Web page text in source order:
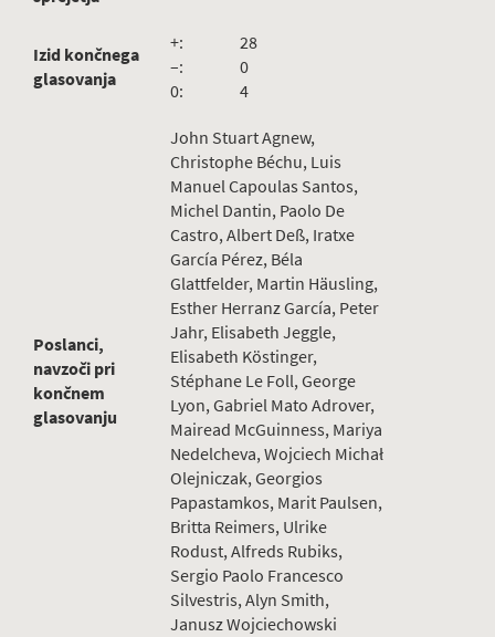
Izid končnega
glasovanja
+:
–:
0:
28
0
4
Poslanci,
navzoči pri
končnem
glasovanju
John Stuart Agnew,
Christophe Béchu, Luis
Manuel Capoulas Santos,
Michel Dantin, Paolo De
Castro, Albert Deß, Iratxe
García Pérez, Béla
Glattfelder, Martin Häusling,
Esther Herranz García, Peter
Jahr, Elisabeth Jeggle,
Elisabeth Köstinger,
Stéphane Le Foll, George
Lyon, Gabriel Mato Adrover,
Mairead McGuinness, Mariya
Nedelcheva, Wojciech Michał
Olejniczak, Georgios
Papastamkos, Marit Paulsen,
Britta Reimers, Ulrike
Rodust, Alfreds Rubiks,
Sergio Paolo Francesco
Silvestris, Alyn Smith,
Janusz Wojciechowski